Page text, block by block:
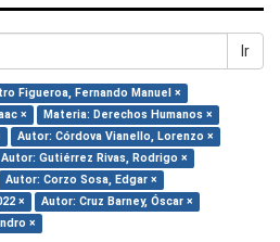
Ir
Figueroa, Fernando Manuel ×
×
Materia: Derechos Humanos ×
Autor: Córdova Vianello, Lorenzo ×
Autor: Gutiérrez Rivas, Rodrigo ×
Autor: Corzo Sosa, Edgar ×
×
Autor: Cruz Barney, Óscar ×
×